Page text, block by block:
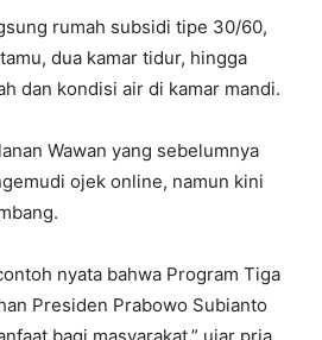
rumah subsidi tipe 30/60,
dua kamar tidur, hingga
dan kondisi air di kamar mandi.
Wawan yang sebelumnya
ojek online, namun kini
nyata bahwa Program Tiga
Presiden Prabowo Subianto